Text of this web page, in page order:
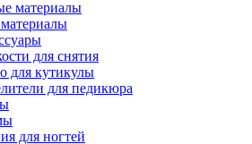
для снятия
для кутикулы
для педикюра